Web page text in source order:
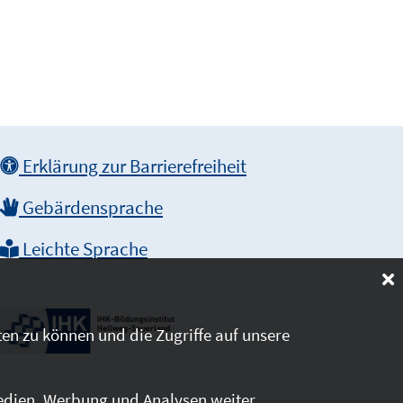
Erklärung zur Barrierefreiheit
Gebärdensprache
Leichte Sprache
zu können und die Zugriffe auf unsere